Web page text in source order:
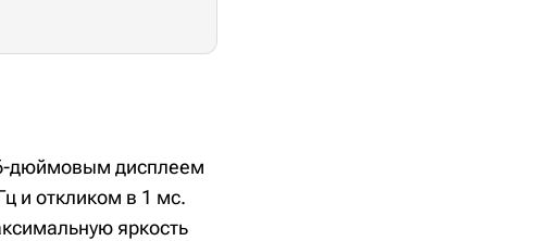
дюймовым дисплеем
и откликом в 1 мс.
яркость